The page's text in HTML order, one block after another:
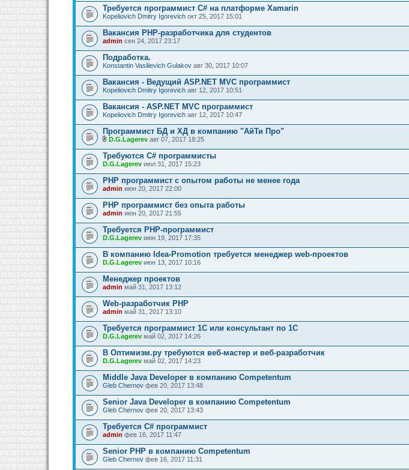
Требуется программист C# на платформе Xamarin
Kopeliovich Dmitry Igorevich окт 25, 2017 15:01
Вакансия PHP-разработчика для студентов
admin сен 24, 2017 23:17
Подработка.
Konstantin Vasilievich Gulakov авг 30, 2017 10:07
Вакансия - Ведущий ASP.NET MVC программист
Kopeliovich Dmitry Igorevich авг 12, 2017 10:51
Вакансия - ASP.NET MVC программист
Kopeliovich Dmitry Igorevich авг 12, 2017 10:47
Программист БД и ХД в компанию "АйТи Про"
D.G.Lagerev авг 07, 2017 18:25
Требуются C# программисты
D.G.Lagerev июл 31, 2017 15:23
PHP программист с опытом работы не менее года
admin июн 20, 2017 22:00
PHP программист без опыта работы
admin июн 20, 2017 21:55
Требуется PHP-программист
D.G.Lagerev июн 19, 2017 17:35
В компанию Idea-Promotion требуется менеджер web-проектов
D.G.Lagerev июн 13, 2017 10:16
Менеджер проектов
admin май 31, 2017 13:12
Web-разработчик PHP
admin май 31, 2017 13:10
Требуется программист 1C или консультант по 1C
D.G.Lagerev май 02, 2017 14:26
В Оптимизм.ру требуются веб-мастер и веб-разработчик
D.G.Lagerev май 02, 2017 14:23
Middle Java Developer в компанию Competentum
Gleb Chernov фев 20, 2017 13:48
Senior Java Developer в компанию Competentum
Gleb Chernov фев 20, 2017 13:43
Требуется C# программист
admin фев 16, 2017 11:47
Senior PHP в компанию Competentum
Gleb Chernov фев 16, 2017 11:31